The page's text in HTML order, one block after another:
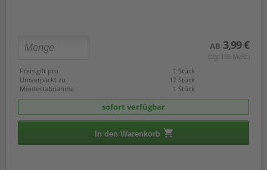
AB 3,99 €
(zzgl. 19% Mwst.)
Preis gilt pro
1 Stück
Umverpackt zu
12 Stück
Mindestabnahme
1 Stück
sofort verfügbar
In den Warenkorb